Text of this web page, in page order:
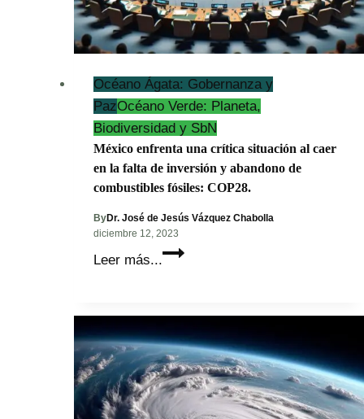
Océano Ágata: Gobernanza y
PazOcéano Verde: Planeta,
Biodiversidad y SbN
México enfrenta una crítica situación al caer
en la falta de inversión y abandono de
combustibles fósiles: COP28.
ByDr. José de Jesús Vázquez Chabolla
diciembre 12, 2023
Leer más...
México
crítica
situación
al
caer
en